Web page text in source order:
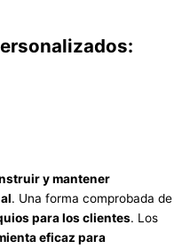
y mantener
. Una forma comprobada de
para los clientes. Los
eficaz para